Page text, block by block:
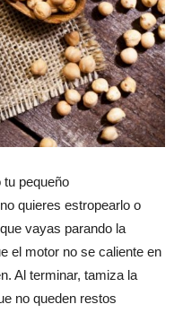
tu pequeño
quieres estropearlo o
vayas parando la
el motor no se caliente en
Al terminar, tamiza la
no queden restos